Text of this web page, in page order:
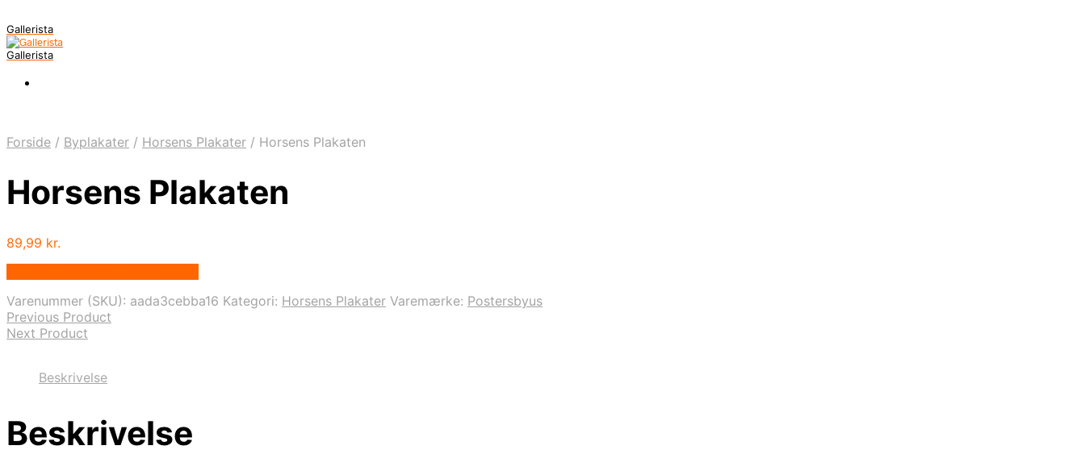
Gallerista
Gallerista
Forside / Byplakater / Horsens Plakater / Horsens Plakaten
Horsens Plakaten
89,99 kr.
Varenummer (SKU): aada3cebba16 Kategori: Horsens Plakater Varemærke: Postersbyus
Previous Product
Next Product
Beskrivelse
Beskrivelse